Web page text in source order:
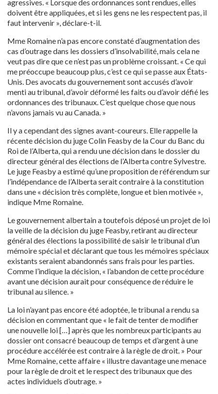
agressives. « Lorsque des ordonnances sont rendues, elles
doivent être appliquées, et si les gens ne les respectent pas, il
faut intervenir », déclare-t-il.
Mme Romaine n’a pas encore constaté d’augmentation des
cas d’outrage dans les dossiers d’insolvabilité, mais cela ne
veut pas dire que ce n’est pas un problème croissant. « Ce qui
me préoccupe beaucoup plus, c’est ce qui se passe aux États-
Unis. Des avocats du gouvernement sont accusés d’avoir
menti au tribunal, d’avoir déformé les faits ou d’avoir défié les
ordonnances des tribunaux. C’est quelque chose que nous
n’avons jamais vu au Canada. »
Il y a cependant des signes avant-coureurs. Elle rappelle la
récente décision du juge Colin Feasby de la Cour du Banc du
Roi de l’Alberta, qui a rendu une décision dans le dossier du
directeur général des élections de l’Alberta contre Sylvestre.
Le juge Feasby a estimé qu’une proposition de référendum sur
l’indépendance de l’Alberta serait contraire à la constitution
dans une « décision très complète, longue et bien motivée »,
indique Mme Romaine.
Le gouvernement albertain a toutefois déposé un projet de loi
la veille de la décision du juge Feasby, retirant au directeur
général des élections la possibilité de saisir le tribunal d’un
mémoire spécial et déclarant que tous les mémoires spéciaux
existants seraient abandonnés sans frais pour les parties.
Comme l’indique la décision, « l’abandon de cette procédure
avant une décision aurait pour conséquence de réduire le
tribunal au silence. »
La loi n’ayant pas encore été adoptée, le tribunal a rendu sa
décision en commentant que « le fait de tenter de modifier
une nouvelle loi […] après que les nombreux participants au
dossier ont consacré beaucoup de temps et d’argent à une
procédure accélérée est contraire à la règle de droit. » Pour
Mme Romaine, cette affaire « illustre davantage une menace
pour la règle de droit et le respect des tribunaux que des
actes individuels d’outrage. »